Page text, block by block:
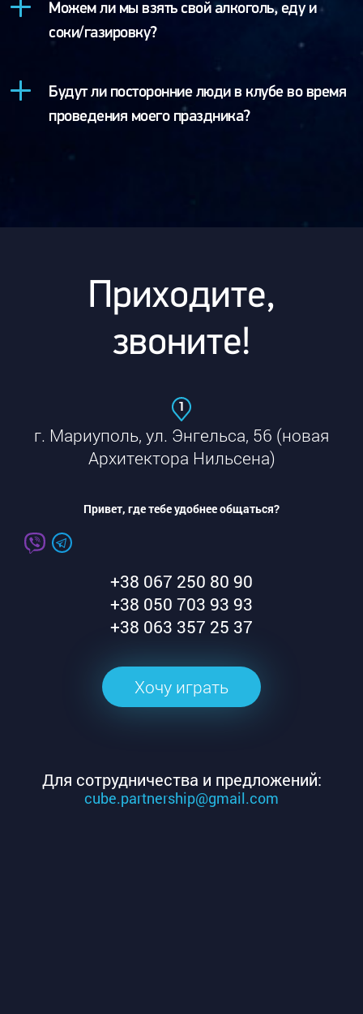
Можем ли мы взять свой алкоголь, еду и
соки/газировку?
Будут ли посторонние люди в клубе во время
проведения моего праздника?
Приходите,
звоните!
1
г. Мариуполь, ул. Энгельса, 56 (новая
Архитектора Нильсена)
Привет, где тебе удобнее общаться?
+38 067 250 80 90
+38 050 703 93 93
+38 063 357 25 37
Хочу играть
Для сотрудничества и предложений:
cube.partnership@gmail.com